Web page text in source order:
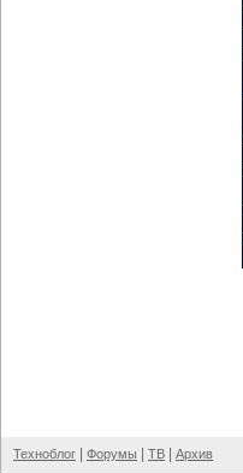
Техноблог Форумы ТВ Архив